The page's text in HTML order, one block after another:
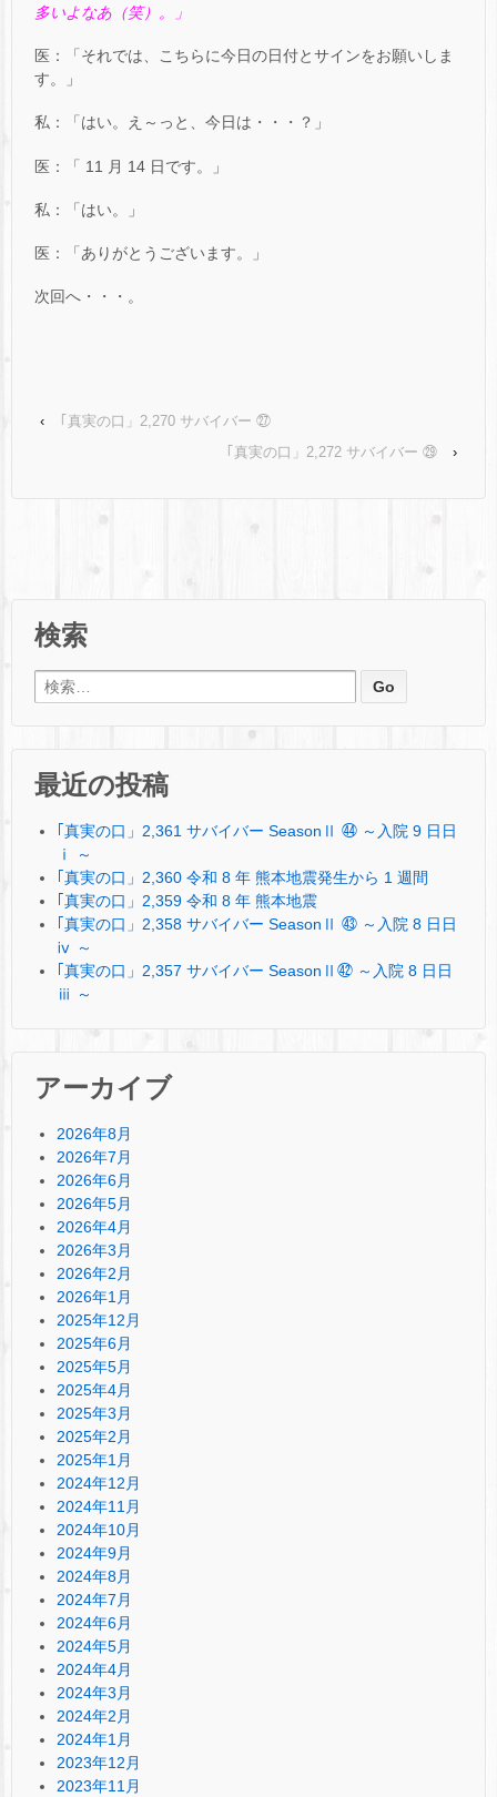
多いよなあ（笑）。」
医：「それでは、こちらに今日の日付とサインをお願いしま
す。」
私：「はい。え～っと、今日は・・・？」
医：「 11 月 14 日です。」
私：「はい。」
医：「ありがとうございます。」
次回へ・・・。
‹
｢真実の口」2,270 サバイバー ㉗
｢真実の口」2,272 サバイバー ㉙
›
検索
検索:
最近の投稿
｢真実の口」2,361 サバイバー SeasonⅡ ㊹ ～入院 9 日日
ⅰ ～
｢真実の口」2,360 令和 8 年 熊本地震発生から 1 週間
｢真実の口」2,359 令和 8 年 熊本地震
｢真実の口」2,358 サバイバー SeasonⅡ ㊸ ～入院 8 日日
ⅳ ～
｢真実の口」2,357 サバイバー SeasonⅡ㊷ ～入院 8 日日
ⅲ ～
アーカイブ
2026年8月
2026年7月
2026年6月
2026年5月
2026年4月
2026年3月
2026年2月
2026年1月
2025年12月
2025年6月
2025年5月
2025年4月
2025年3月
2025年2月
2025年1月
2024年12月
2024年11月
2024年10月
2024年9月
2024年8月
2024年7月
2024年6月
2024年5月
2024年4月
2024年3月
2024年2月
2024年1月
2023年12月
2023年11月